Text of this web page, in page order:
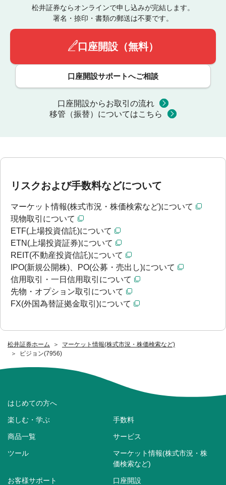
松井証券ホーム
マーケット情報(株式市況・株価検索など)
ピジョン(7956)
松井証券ならオンラインで申し込みが完結します。
署名・捺印・書類の郵送は不要です。
口座開設（無料）
口座開設サポートへご相談
口座開設からお取引の流れ
移管（振替）についてはこちら
リスクおよび手数料などについて
マーケット情報(株式市況・株価検索など)について
現物取引について
ETF(上場投資信託)について
ETN(上場投資証券)について
REIT(不動産投資信託)について
IPO(新規公開株)、PO(公募・売出し)について
信用取引・一日信用取引について
先物・オプション取引について
FX(外国為替証拠金取引)について
はじめての方へ
楽しむ・学ぶ 手数料
商品一覧 サービス
ツール
マーケット情報(株式市況・株
価検索など)
お客様サポート 口座開設